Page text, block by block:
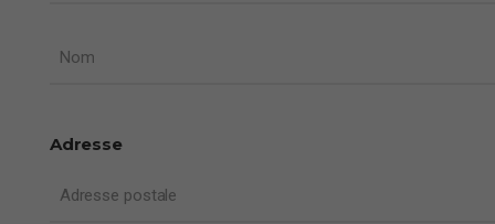
Nom
Adresse
Adresse postale